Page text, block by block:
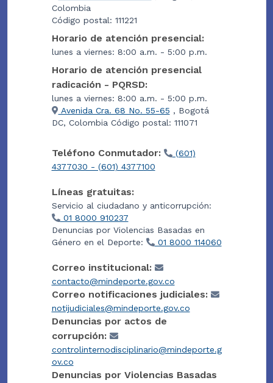
Colombia
Código postal: 111221
Horario de atención presencial:
lunes a viernes: 8:00 a.m. - 5:00 p.m.
Horario de atención presencial
radicación - PQRSD:
lunes a viernes: 8:00 a.m. - 5:00 p.m.
Avenida Cra. 68 No. 55-65 , Bogotá
DC, Colombia Código postal: 111071
Teléfono Conmutador:
(601)
4377030 - (601) 4377100
Líneas gratuitas:
Servicio al ciudadano y anticorrupción:
01 8000 910237
Denuncias por Violencias Basadas en
Género en el Deporte:
01 8000 114060
Correo institucional:
contacto@mindeporte.gov.co
Correo notificaciones judiciales:
notijudiciales@mindeporte.gov.co
Denuncias por actos de
corrupción:
controlinternodisciplinario@mindeporte.g
ov.co
Denuncias por Violencias Basadas